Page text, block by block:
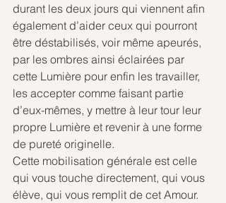
durant les deux jours qui viennent afin
également d’aider ceux qui pourront
être déstabilisés, voir même apeurés,
par les ombres ainsi éclairées par
cette Lumière pour enfin les travailler,
les accepter comme faisant partie
d’eux-mêmes, y mettre à leur tour leur
propre Lumière et revenir à une forme
de pureté originelle.
Cette mobilisation générale est celle
qui vous touche directement, qui vous
élève, qui vous remplit de cet Amour.